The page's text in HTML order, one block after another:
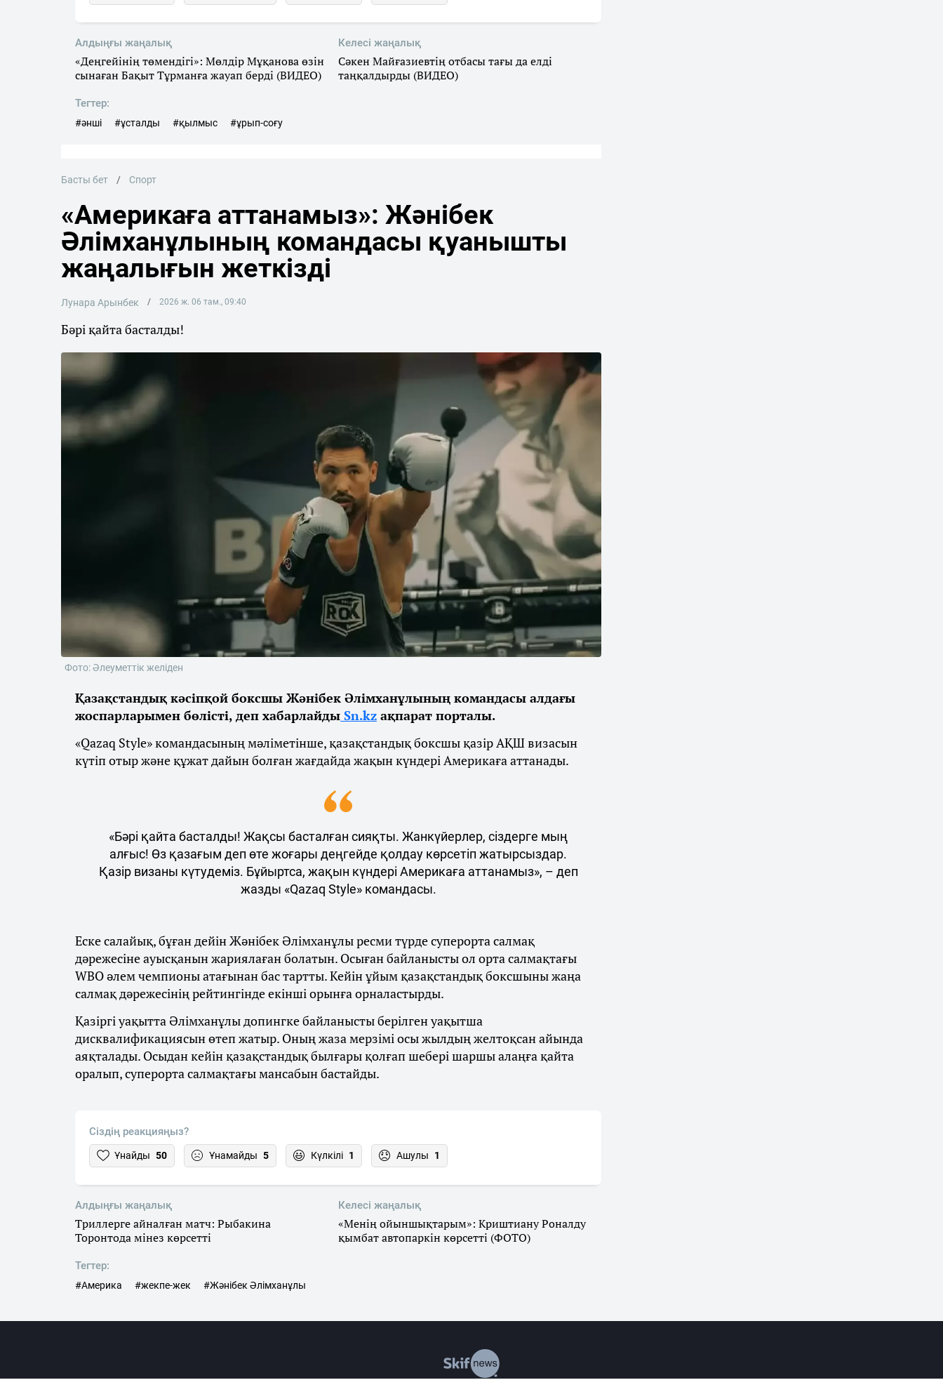
Алдыңғы жаңалық
«Деңгейінің төмендігі»: Мөлдір Мұқанова өзін
сынаған Бақыт Тұрманға жауап берді (ВИДЕО)
Келесі жаңалық
Сәкен Майғазиевтің отбасы тағы да елді
таңқалдырды (ВИДЕО)
Тегтер:
#әнші #ұсталды #қылмыс #ұрып-соғу
Басты бет Спорт
«Америкаға аттанамыз»: Жәнібек
Әлімханұлының командасы қуанышты
жаңалығын жеткізді
Лунара Арынбек 2026 ж. 06 там., 09:40
Бәрі қайта басталды!
Фото: Әлеуметтік желіден
Қазақстандық кәсіпқой боксшы Жәнібек Әлімханұлының командасы алдағы
жоспарларымен бөлісті, деп хабарлайды Sn.kz ақпарат порталы.
«Qazaq Style» командасының мәліметінше, қазақстандық боксшы қазір АҚШ визасын
күтіп отыр және құжат дайын болған жағдайда жақын күндері Америкаға аттанады.
«Бәрі қайта басталды! Жақсы басталған сияқты. Жанкүйерлер, сіздерге мың
алғыс! Өз қазағым деп өте жоғары деңгейде қолдау көрсетіп жатырсыздар.
Қазір визаны күтудеміз. Бұйыртса, жақын күндері Америкаға аттанамыз», – деп
жазды «Qazaq Style» командасы.
Еске салайық, бұған дейін Жәнібек Әлімханұлы ресми түрде суперорта салмақ
дәрежесіне ауысқанын жариялаған болатын. Осыған байланысты ол орта салмақтағы
WBO әлем чемпионы атағынан бас тартты. Кейін ұйым қазақстандық боксшыны жаңа
салмақ дәрежесінің рейтингінде екінші орынға орналастырды.
Қазіргі уақытта Әлімханұлы допингке байланысты берілген уақытша
дисквалификациясын өтеп жатыр. Оның жаза мерзімі осы жылдың желтоқсан айында
аяқталады. Осыдан кейін қазақстандық былғары қолғап шебері шаршы алаңға қайта
оралып, суперорта салмақтағы мансабын бастайды.
Сіздің реакцияңыз?
Ұнайды 50 Ұнамайды 5 Күлкілі 1 Ашулы 1
Алдыңғы жаңалық
Триллерге айналған матч: Рыбакина
Торонтода мінез көрсетті
Келесі жаңалық
«Менің ойыншықтарым»: Криштиану Роналду
қымбат автопаркін көрсетті (ФОТО)
Тегтер:
#Америка #жекпе-жек #Жәнібек Әлімханұлы